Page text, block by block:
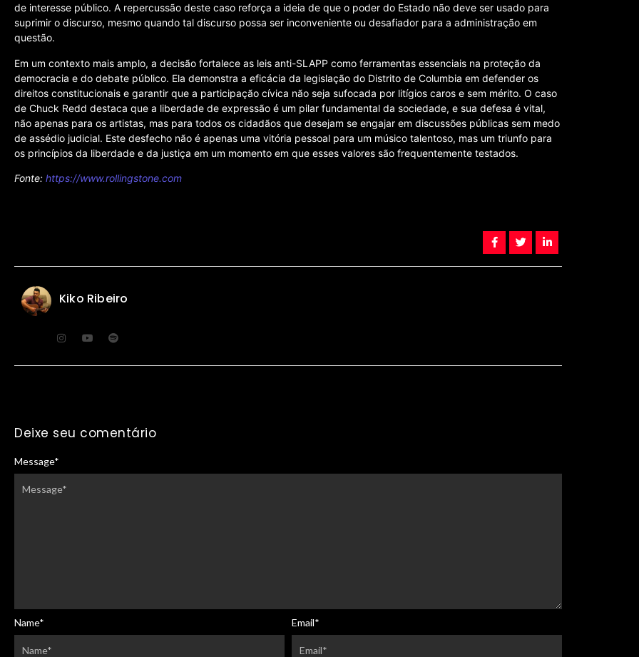
de interesse público. A repercussão deste caso reforça a ideia de que o poder do Estado não deve ser usado para
suprimir o discurso, mesmo quando tal discurso possa ser inconveniente ou desafiador para a administração em
questão.
Em um contexto mais amplo, a decisão fortalece as leis anti-SLAPP como ferramentas essenciais na proteção da
democracia e do debate público. Ela demonstra a eficácia da legislação do Distrito de Columbia em defender os
direitos constitucionais e garantir que a participação cívica não seja sufocada por litígios caros e sem mérito. O caso
de Chuck Redd destaca que a liberdade de expressão é um pilar fundamental da sociedade, e sua defesa é vital,
não apenas para os artistas, mas para todos os cidadãos que desejam se engajar em discussões públicas sem medo
de assédio judicial. Este desfecho não é apenas uma vitória pessoal para um músico talentoso, mas um triunfo para
os princípios da liberdade e da justiça em um momento em que esses valores são frequentemente testados.
Fonte: https://www.rollingstone.com
Kiko Ribeiro
Deixe seu comentário
Message*
Name* Email*